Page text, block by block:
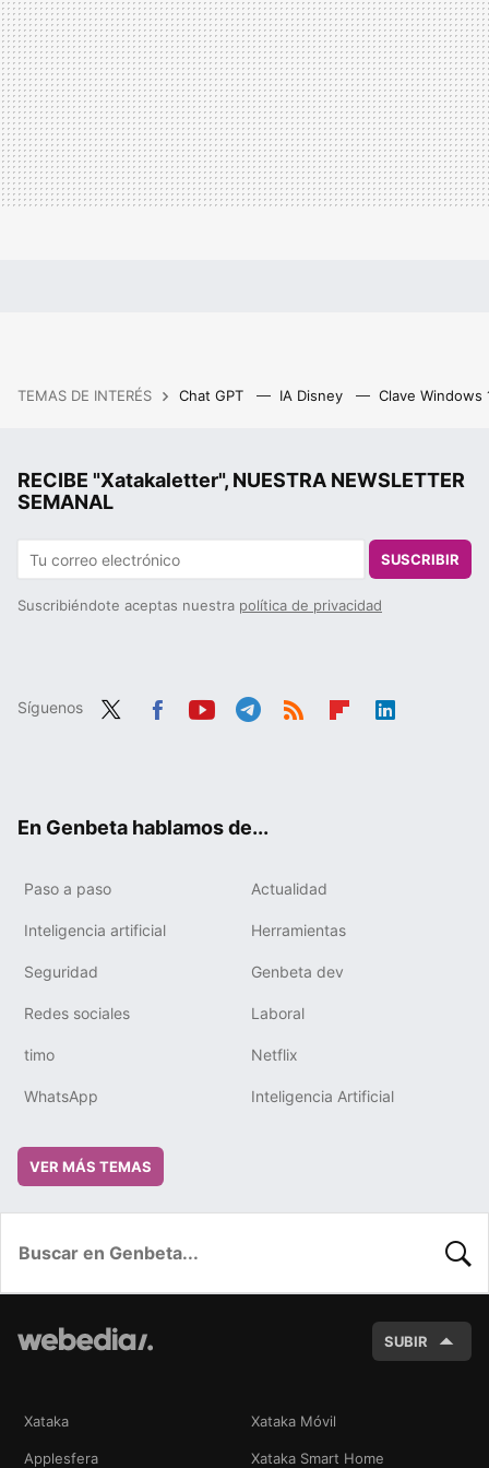
TEMAS DE INTERÉS Chat GPT IA Disney Clave Windows
RECIBE "Xatakaletter", NUESTRA NEWSLETTER
SEMANAL
SUSCRIBIR
Suscribiéndote aceptas nuestra política de privacidad
Síguenos
En Genbeta hablamos de...
Paso a paso Actualidad
Inteligencia artificial Herramientas
Seguridad Genbeta dev
Redes sociales Laboral
timo Netflix
WhatsApp Inteligencia Artificial
VER MÁS TEMAS
SUBIR
Xataka Xataka Móvil
Applesfera Xataka Smart Home